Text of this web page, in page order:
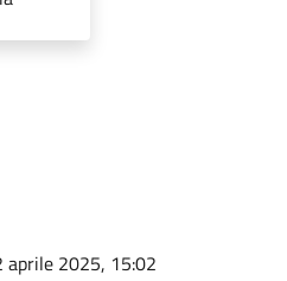
aprile 2025, 15:02